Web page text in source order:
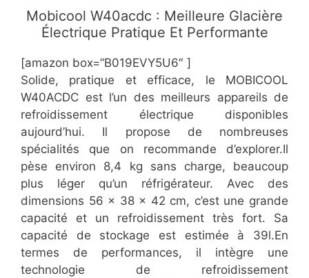
Mobicool W40acdc : Meilleure Glacière
Électrique Pratique Et Performante
[amazon box=”​​B019EVY5U6″ ]
​Solide, pratique et efficace, le MOBICOOL
W40ACDC est l’un des meilleurs appareils de
refroidissement électrique disponibles
aujourd’hui. Il propose de nombreuses
spécialités que on recommande d’explorer.Il
pèse environ 8,4 kg sans charge, beaucoup
plus léger qu’un réfrigérateur. Avec des
dimensions 56 x 38 x 42 cm, c’est une grande
capacité et un refroidissement très fort. Sa
capacité de stockage est estimée à 39l.En
termes de performances, il intègre une
technologie de refroidissement